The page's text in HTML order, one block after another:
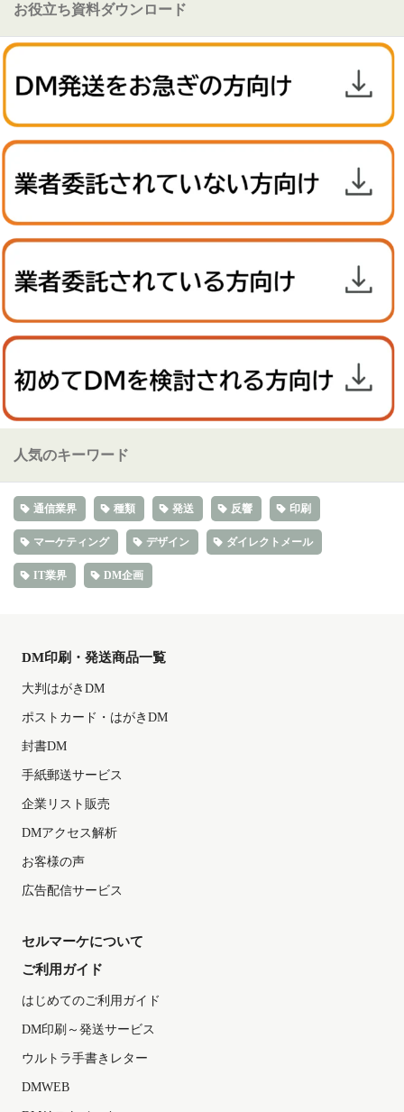
お役立ち資料ダウンロード
人気のキーワード
通信業界 種類 発送 反響 印刷
マーケティング デザイン ダイレクトメール
IT業界 DM企画
DM印刷・発送商品一覧
大判はがきDM
ポストカード・はがきDM
封書DM
手紙郵送サービス
企業リスト販売
DMアクセス解析
お客様の声
広告配信サービス
セルマーケについて
ご利用ガイド
はじめてのご利用ガイド
DM印刷～発送サービス
ウルトラ手書きレター
DMWEB